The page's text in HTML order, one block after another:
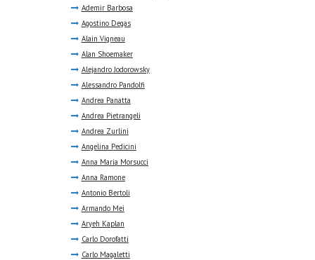
Ademir Barbosa
Agostino Degas
Alain Vigneau
Alan Shoemaker
Alejandro Jodorowsky
Alessandro Pandolfi
Andrea Panatta
Andrea Pietrangeli
Andrea Zurlini
Angelina Pedicini
Anna Maria Morsucci
Anna Ramone
Antonio Bertoli
Armando Mei
Aryeh Kaplan
Carlo Dorofatti
Carlo Magaletti